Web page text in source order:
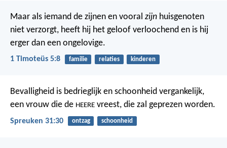
Maar als iemand de zijnen en vooral zijn huisgenoten
niet verzorgt, heeft hij het geloof verloochend en is hij
erger dan een ongelovige.
1 Timoteüs 5:8 familie relaties kinderen
Bevalligheid is bedrieglijk en schoonheid vergankelijk,
een vrouw die de HEERE vreest, die zal geprezen worden.
Spreuken 31:30 ontzag schoonheid